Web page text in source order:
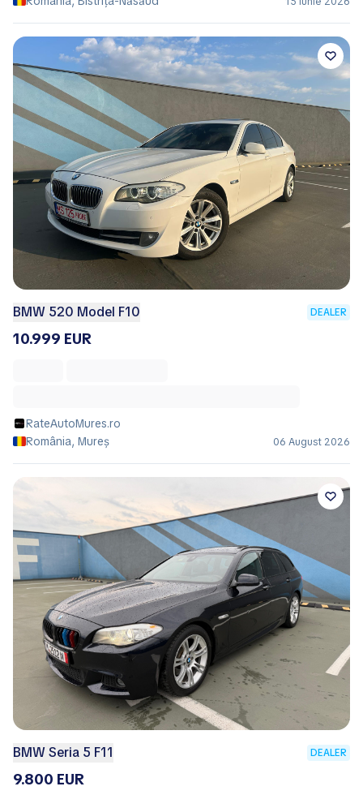
BMW 520 Model F10 DEALER
10.999 EUR
RateAutoMures.ro
România, Mureș
06 August 2026
BMW Seria 5 F11 DEALER
9.800 EUR